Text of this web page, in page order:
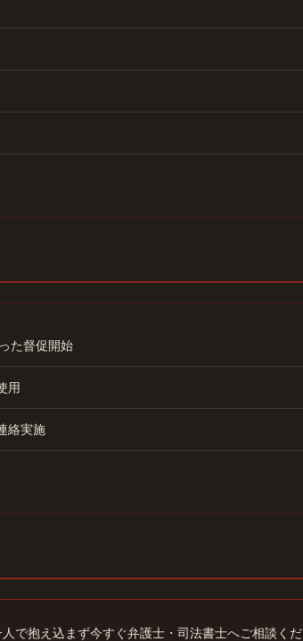
た督促開始
用
絡実施
で抱え込まず今すぐ弁護士・司法書士へご相談くだ